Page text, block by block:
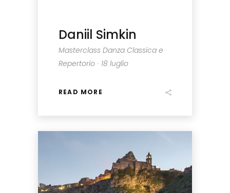
Daniil Simkin
Masterclass Danza Classica e
Repertorio ∙ 18 luglio
READ MORE